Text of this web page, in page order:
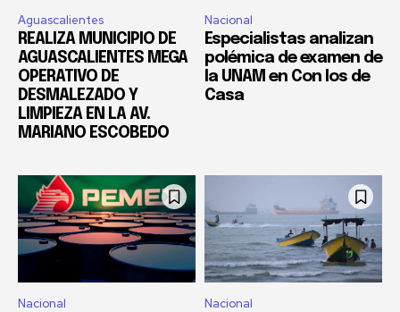
Aguascalientes
REALIZA MUNICIPIO DE
AGUASCALIENTES MEGA
OPERATIVO DE
DESMALEZADO Y
LIMPIEZA EN LA AV.
MARIANO ESCOBEDO
Nacional
Especialistas analizan
polémica de examen de
la UNAM en Con los de
Casa
Nacional Nacional